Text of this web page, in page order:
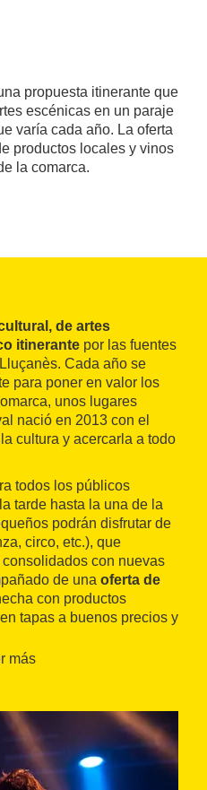
propuesta itinerante que
escénicas en un paraje
varía cada año. La oferta
productos locales y vinos
la comarca.
de artes
itinerante por las fuentes
Cada año se
para poner en valor los
unos lugares
nació en 2013 con el
cultura y acercarla a todo
todos los públicos
tarde hasta la una de la
podrán disfrutar de
circo, etc.), que
con nuevas
de una oferta de
con productos
tapas a buenos precios y
más